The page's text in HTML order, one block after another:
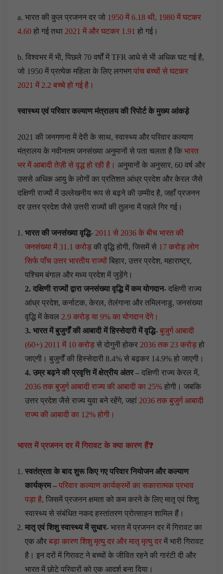
a. भारत की कुल प्रजनन दर जो 1950 में 6.18 थी, 1980 में घटकर
4.60 हो गई तथा 2021 में और घटकर 1.91 हो गई।
b. विश्वभर में भी, पिछले 70 वर्षों में TFR आधे से भी अधिक घट गई है,
जो 1950 में प्रत्येक महिला के लिए लगभगपांच बच्चों से घटकर
2021 में 2.2 बच्चे हो गई है।
स्वास्थ्य एवं परिवार कल्याण मंत्रालय की रिपोर्ट के मुख्य आंकड़े
2021 की जनगणना में देरी के साथ, स्वास्थ्य और परिवार कल्याण
मंत्रालय के नवीनतम जनसंख्या अनुमानों से पता चलता है कि भारत
भर में आबादी तेज़ी से वृद्ध हो रही है। अनुमानों के अनुसार, 60 वर्ष और
उससे अधिक आयु के लोगों का प्रतिशत आंध्र प्रदेश और केरल जैसे
दक्षिणी राज्यों में उल्लेखनीय रूप से बढ़ने की उम्मीद है, जहाँ प्रजनन
दर उत्तर प्रदेश जैसे उत्तरी राज्यों की तुलना में पहले गिर गई।
भारत की जनसंख्या वृद्धि- 2011 से 2036 के बीच भारत की
जनसंख्या में 31.1 करोड़ की वृद्धि होगी, जिसमें से 17 करोड़ लोग
सिर्फ पाँच उत्तर भारतीय राज्यों बिहार, उत्तर प्रदेश, महाराष्ट्र,
पश्चिम बंगाल और मध्य प्रदेश में जुड़ेंगे।
2. दक्षिणी राज्यों द्वारा जनसंख्या वृद्धि में कम योगदान- दक्षिणी राज्य
आंध्र प्रदेश, कर्नाटक, केरल, तेलंगाना और तमिलनाडु, जनसंख्या
वृद्धि में केवल 2.9 करोड़ या 9% का योगदान देंगे।
3. भारत में बुजुर्गों की आबादी में हिस्सेदारी में वृद्धि- बुजुर्ग आबादी
(60+) 2011 में 10 करोड़ से दोगुनी होकर 2036 तक 23 करोड़ हो
जाएगी। बुजुर्गों की हिस्सेदारी 8.4% से बढ़कर 14.9% हो जाएगी।
4. उम्र बढ़ने की प्रवृत्ति में क्षेत्रीय अंतर – दक्षिणी राज्य केरल में,
2036 तक बुजुर्ग आबादी राज्य की आबादी का 25% होगी। जबकि
उत्तर प्रदेश जैसे राज्य युवा बने रहेंगे, जहां 2036 तक बुजुर्ग आबादी
राज्य की आबादी का 12% होगी।
भारत में प्रजनन दर में गिरावट के क्या कारण हैं?
स्वतंत्रता के बाद शुरू किए गए परिवार नियोजन और कल्याण
कार्यक्रम – परिवार कल्याण कार्यक्रमों का सकारात्मक प्रभाव
पड़ा है, जिसमें प्रजनन क्षमता को कम करने के लिए मातृ एवं शिशु
स्वास्थ्य से संबंधित नकद हस्तांतरण प्रोत्साहन शामिल हैं।
मातृ एवं शिशु स्वास्थ्य में सुधार- भारत में प्रजनन दर में गिरावट का
एक और बड़ा कारण शिशु मृत्यु दर और मातृ मृत्यु दर में भारी गिरावट
है। इन दरों में गिरावट ने बच्चों के जीवित रहने की गारंटी दी और
भारत में छोटे परिवारों को एक आदर्श बना दिया।